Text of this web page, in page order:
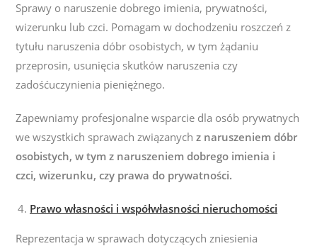
Sprawy o naruszenie dobrego imienia, prywatności,
wizerunku lub czci. Pomagam w dochodzeniu roszczeń z
tytułu naruszenia dóbr osobistych, w tym żądaniu
przeprosin, usunięcia skutków naruszenia czy
zadośćuczynienia pieniężnego.
Zapewniamy profesjonalne wsparcie dla osób prywatnych
we wszystkich sprawach związanych z naruszeniem dóbr
osobistych, w tym z naruszeniem dobrego imienia i
czci, wizerunku, czy prawa do prywatności.
Prawo własności i współwłasności nieruchomości
Reprezentacja w sprawach dotyczących zniesienia